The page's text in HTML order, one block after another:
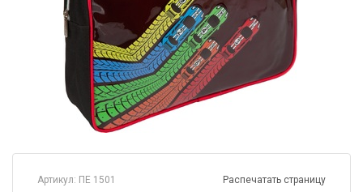
Распечатать страницу
Артикул: ПЕ 1501